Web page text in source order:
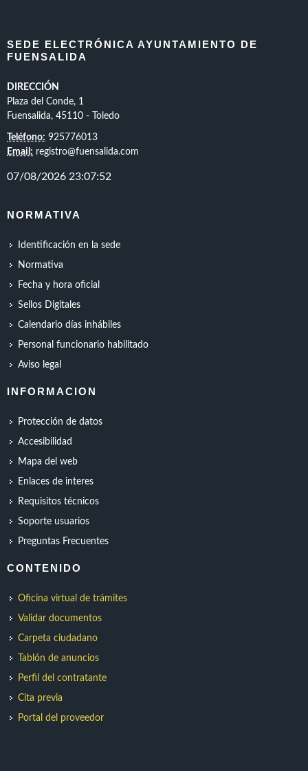
SEDE ELECTRÓNICA AYUNTAMIENTO DE
FUENSALIDA
DIRECCIÓN
Plaza del Conde, 1
Fuensalida, 45110 - Toledo
Teléfono: 925776013
Email: registro@fuensalida.com
NORMATIVA
Identificación en la sede
Normativa
Fecha y hora oficial
Sellos Digitales
Calendario días inhábiles
Personal funcionario habilitado
Aviso legal
INFORMACION
Protección de datos
Accesibilidad
Mapa del web
Enlaces de interes
Requisitos técnicos
Soporte usuarios
Preguntas Frecuentes
CONTENIDO
Oficina virtual de trámites
Validar documentos
Carpeta ciudadano
Tablón de anuncios
Perfil del contratante
Cita previa
Portal del proveedor